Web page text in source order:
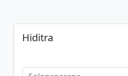
Hiditra